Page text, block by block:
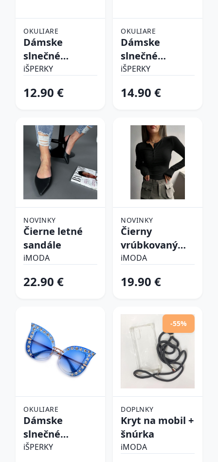
OKULIARE
Dámske
slnečné
okuliare
iŠPERKY
12.90 €
OKULIARE
Dámske
slnečné
okuliare
iŠPERKY
14.90 €
NOVINKY
Čierne letné
sandále
iMODA
22.90 €
NOVINKY
Čierny
vrúbkovaný
top
iMODA
19.90 €
OKULIARE
Dámske
slnečné
okuliare
iŠPERKY
-55%
DOPLNKY
Kryt na mobil +
šnúrka
iMODA